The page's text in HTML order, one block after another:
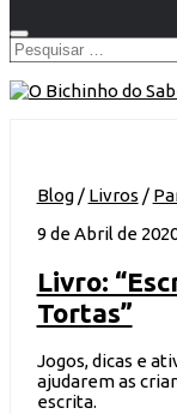
Pesquisar
por:
Blog/ Livros /
9 de Abril de
Livro:
Tortas”
Jogos, dicas e
ajudarem as
escrita.